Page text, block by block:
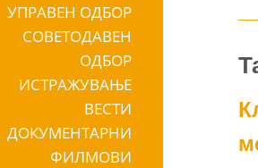
УПРАВЕН ОДБОР
СОВЕТОДАВЕН
ОДБОР
ИСТРАЖУВАЊЕ
ВЕСТИ
ДОКУМЕНТАРНИ
ФИЛМОВИ